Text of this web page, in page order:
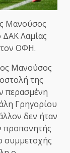
Μανούσος
ΔΑΚ Λαμίας
τον ΟΦΗ.
Μανούσος
της
περασμένη
Γρηγορίου
δεν ήταν
προπονητής
συμμετοχής